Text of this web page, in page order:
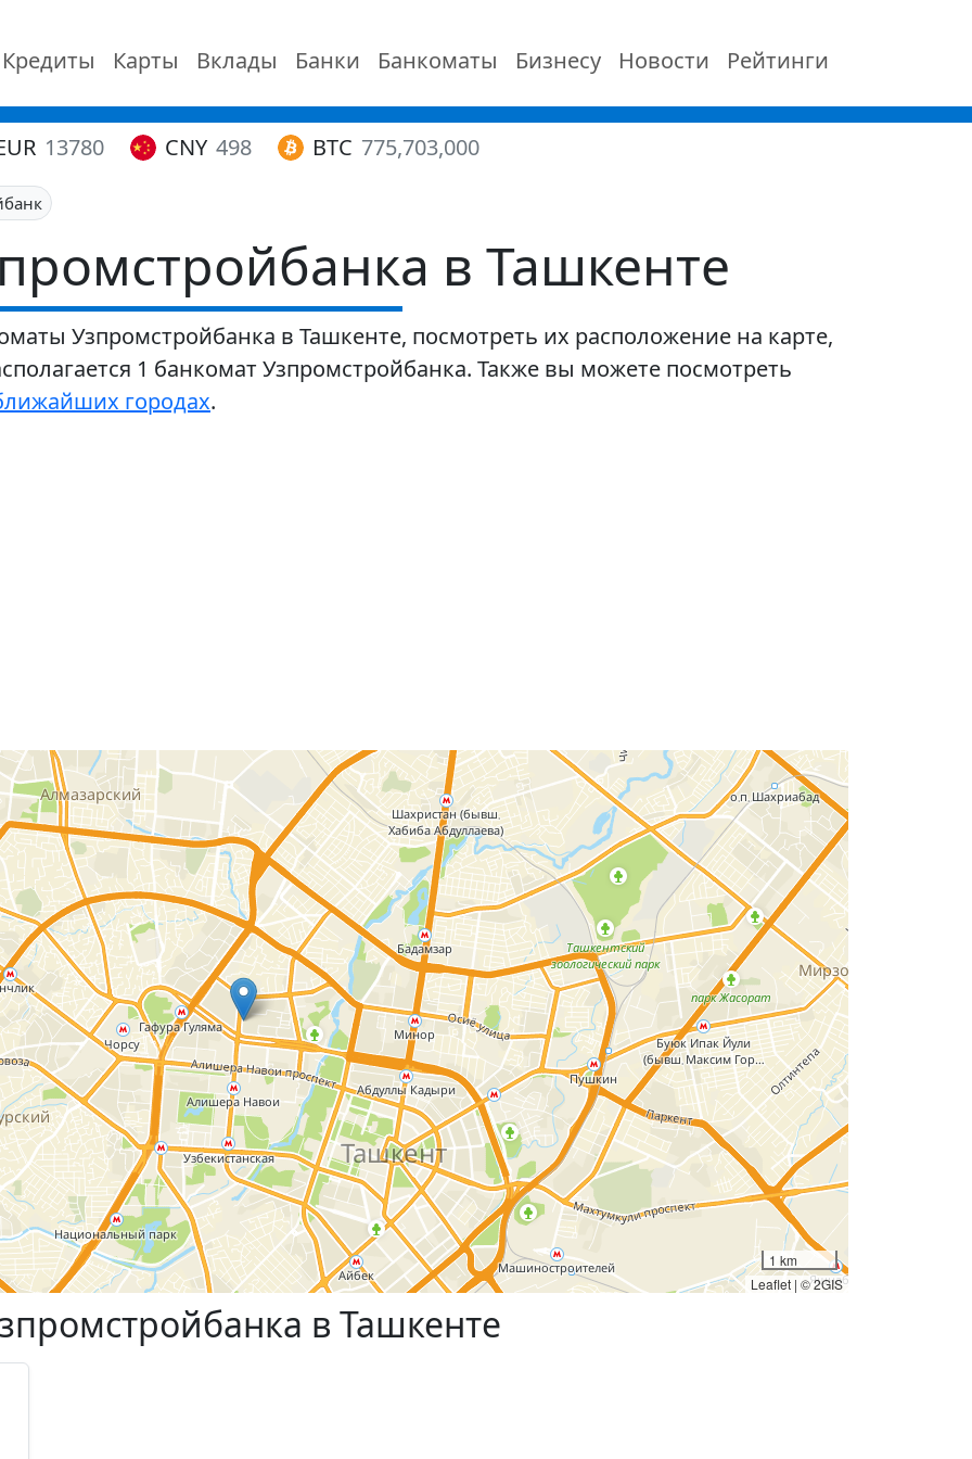
Кредиты Карты Вклады Банки Банкоматы Бизнесу Новости Рейтинги
13780 CNY 498 BTC 775,703,000
в Ташкенте
Узпромстройбанка в Ташкенте, посмотреть их расположение на карте,
1 банкомат Узпромстройбанка. Также вы можете посмотреть
городах.
1 km
Leaflet | © 2GIS
в Ташкенте